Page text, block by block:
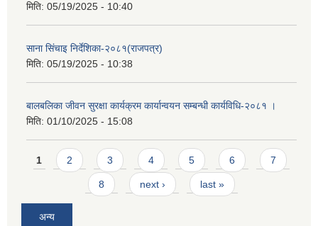
मिति: 05/19/2025 - 10:40
साना सिंचाइ निर्देशिका-२०८१(राजपत्र)
मिति: 05/19/2025 - 10:38
बालबलिका जीवन सुरक्षा कार्यक्रम कार्यान्वयन सम्बन्धी कार्यविधि-२०८१ ।
मिति: 01/10/2025 - 15:08
Pages
1 2 3 4 5 6 7
8 next › last »
अन्य